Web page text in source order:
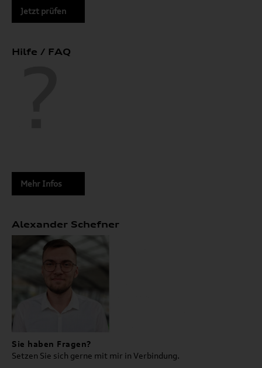
Jetzt prüfen
Hilfe / FAQ
Mehr Infos
Alexander Schefner
Sie haben Fragen?
Setzen Sie sich gerne mit mir in Verbindung.